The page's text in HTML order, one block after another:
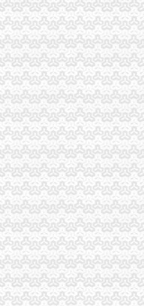
条件】-广州东山
贸网
易进口企业申请
申请广州进出口权_
-环球经贸网
程？—多有米
猛犬酒吧-
件-广州58同城
久信息网
网
如何办理进出口权
利服务信息